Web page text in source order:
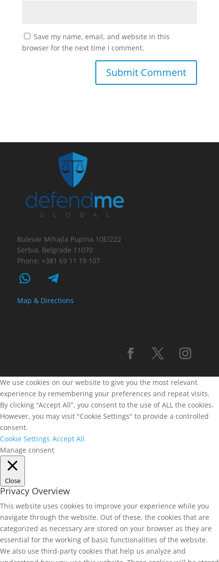
Save my name, email, and website in this
browser for the next time I comment.
Bulevar Mihajla Pupina 10E/222
Serbia, Belgrade 11070
Phone: +381 69 11 19 107
Map & Directions
We use cookies on our website to give you the most relevant
experience by remembering your preferences and repeat visits.
By clicking “Accept All”, you consent to the use of ALL the cookies.
However, you may visit "Cookie Settings" to provide a controlled
consent.
Cookie Settings Accept All
Manage consent
Close
Privacy Overview
This website uses cookies to improve your experience while you
navigate through the website. Out of these, the cookies that are
categorized as necessary are stored on your browser as they are
essential for the working of basic functionalities of the website.
We also use third-party cookies that help us analyze and